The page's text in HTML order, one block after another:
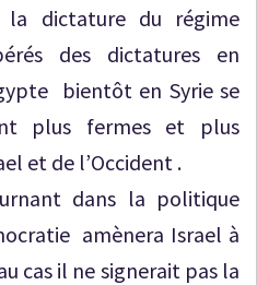
dictature du régime
des dictatures en
bientôt en Syrie se
plus fermes et plus
et de l’Occident .
dans la politique
amènera Israel à
cas il ne signerait pas la